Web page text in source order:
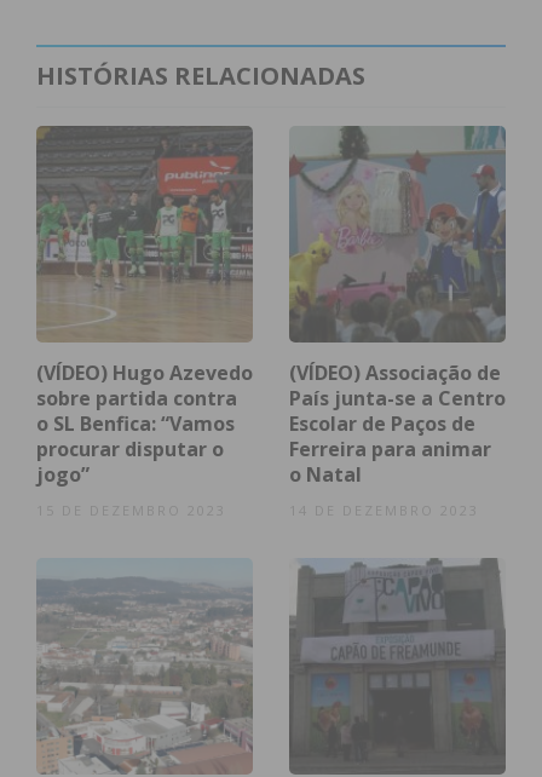
Resultado das legislativas em Paços de Ferreira. Dados: MAI
Índice
Carvalhosa
Eiriz
Ferreira
Figueiró
Frazão/ Arreigada
HISTÓRIAS RELACIONADAS
(VÍDEO) Hugo Azevedo
sobre partida contra
o SL Benfica: “Vamos
procurar disputar o
jogo”
(VÍDEO) Associação de
País junta-se a Centro
Escolar de Paços de
Ferreira para animar
o Natal
14 DE DEZEMBRO 2023